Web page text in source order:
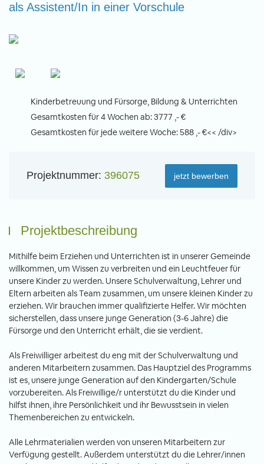
als Assistent/In in einer Vorschule
Kinderbetreuung und Fürsorge, Bildung & Unterrichten
Gesamtkosten für 4 Wochen ab: 3777 ,- €
Gesamtkosten für jede weitere Woche: 588 ,- €<< /div>
Projektnummer: 396075 jetzt bewerben
Projektbeschreibung
Mithilfe beim Erziehen und Unterrichten ist in unserer Gemeinde
willkommen, um Wissen zu verbreiten und ein Leuchtfeuer für
unsere Kinder zu werden. Unsere Schulverwaltung, Lehrer und
Eltern arbeiten als Team zusammen, um unsere kleinen Kinder zu
erziehen. Wir brauchen immer qualifizierte Helfer. Wir möchten
sicherstellen, dass unsere junge Generation (3-6 Jahre) die
Fürsorge und den Unterricht erhält, die sie verdient.
Als Freiwilliger arbeitest du eng mit der Schulverwaltung und
anderen Mitarbeitern zusammen. Das Hauptziel des Programms
ist es, unsere junge Generation auf den Kindergarten/Schule
vorzubereiten. Als Freiwillige/r unterstützt du die Kinder und
hilfst ihnen, ihre Persönlichkeit und ihr Bewusstsein in vielen
Themenbereichen zu entwickeln.
Alle Lehrmaterialien werden von unseren Mitarbeitern zur
Verfügung gestellt. Außerdem unterstützt du die Lehrer/innen